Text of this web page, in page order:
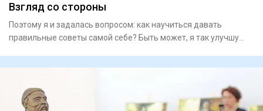
Взгляд со стороны
Поэтому я и задалась вопросом: как научиться давать
правильные советы самой себе? Быть может, я так улучшу